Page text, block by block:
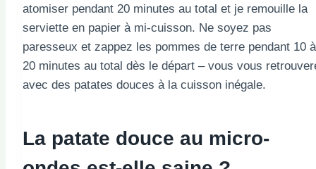
atomiser pendant 20 minutes au total et je remouille la
serviette en papier à mi-cuisson. Ne soyez pas
paresseux et zappez les pommes de terre pendant 10 à
20 minutes au total dès le départ – vous vous
avec des patates douces à la cuisson inégale.
La patate douce au micro-